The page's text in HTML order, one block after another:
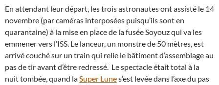
En attendant leur départ, les trois astronautes ont assisté le 14
novembre (par caméras interposées puisqu’ils sont en
quarantaine) à la mise en place de la fusée Soyouz qui va les
emmener vers l’ISS. Le lanceur, un monstre de 50 mètres, est
arrivé couché sur un train qui relie le bâtiment d’assemblage au
pas de tir avant d’être redressé. Le spectacle était total à la
nuit tombée, quand laSuper Lunes’est levée dans l’axe du pas